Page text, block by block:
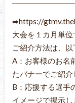
➡https://
大会を１カ月単位
ご紹介方法は、以
A：お客様のお名
たバナーでご紹介
B：応援する選手
イメージで掲示し